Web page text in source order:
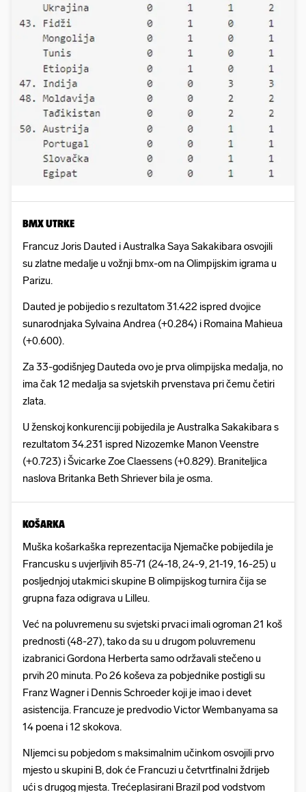
BMX UTRKE
Francuz Joris Dauted i Australka Saya Sakakibara osvojili
su zlatne medalje u vožnji bmx-om na Olimpijskim igrama u
Parizu.
Dauted je pobijedio s rezultatom 31.422 ispred dvojice
sunarodnjaka Sylvaina Andrea (+0.284) i Romaina Mahieua
(+0.600).
Za 33-godišnjeg Dauteda ovo je prva olimpijska medalja, no
ima čak 12 medalja sa svjetskih prvenstava pri čemu četiri
zlata.
U ženskoj konkurenciji pobijedila je Australka Sakakibara s
rezultatom 34.231 ispred Nizozemke Manon Veenstre
(+0.723) i Švicarke Zoe Claessens (+0.829). Braniteljica
naslova Britanka Beth Shriever bila je osma.
KOŠARKA
Muška košarkaška reprezentacija Njemačke pobijedila je
Francusku s uvjerljivih 85-71 (24-18, 24-9, 21-19, 16-25) u
posljednjoj utakmici skupine B olimpijskog turnira čija se
grupna faza odigrava u Lilleu.
Već na poluvremenu su svjetski prvaci imali ogroman 21 koš
prednosti (48-27), tako da su u drugom poluvremenu
izabranici Gordona Herberta samo održavali stečeno u
prvih 20 minuta. Po 26 koševa za pobjednike postigli su
Franz Wagner i Dennis Schroeder koji je imao i devet
asistencija. Francuze je predvodio Victor Wembanyama sa
14 poena i 12 skokova.
NIjemci su pobjedom s maksimalnim učinkom osvojili prvo
mjesto u skupini B, dok će Francuzi u četvrtfinalni ždrijeb
ući s drugog mjesta. Trećeplasirani Brazil pod vodstvom